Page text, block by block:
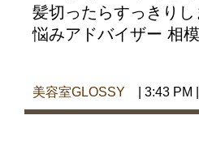
髪切ったらすっきり
悩みアドバイザー 相
美容室GLOSSY | 3:43 PM